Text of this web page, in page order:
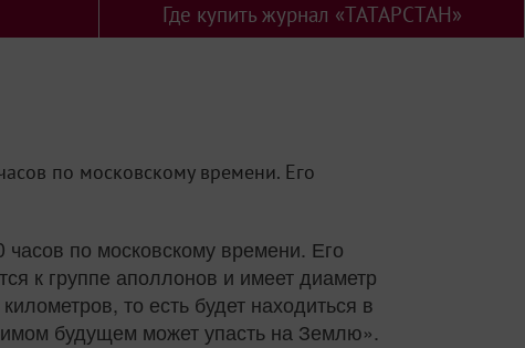
Где купить журнал «ТАТАРСТАН»
по московскому времени. Его
по московскому времени. Его
к группе аполлонов и имеет диаметр
то есть будет находиться в
будущем может упасть на Землю».